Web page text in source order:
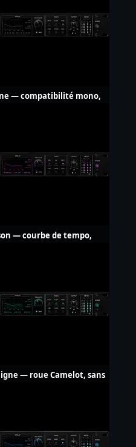
— compatibilité mono,
— courbe de tempo,
— roue Camelot, sans